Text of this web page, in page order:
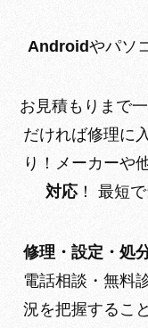
Androidやパソ
お見積もりまで
だければ修理に
り！ メーカーや
対応！ 最短で
修理・設定・処
電話相談・無料
況を把握するこ